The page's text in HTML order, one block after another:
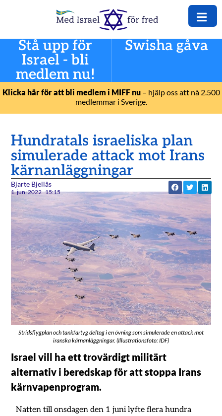
Stå upp för
Israel - bli
medlem nu!
Swisha gåva
Klicka här för att bli medlem i MIFF nu– hjälp oss att nå 2.500
medlemmar i Sverige.
Hundratals israeliska plan
simulerade attack mot Irans
kärnanläggningar
Bjarte Bjellås
1. juni 2022 15:15
Stridsflygplan och tankfartyg deltog i en övning som simulerade en attack mot
iranska kärnanläggningar. (Illustrationsfoto: IDF)
Israel vill ha ett trovärdigt militärt
alternativ i beredskap för att stoppa Irans
kärnvapenprogram.
Natten till onsdagen den 1 juni lyfte flera hundra